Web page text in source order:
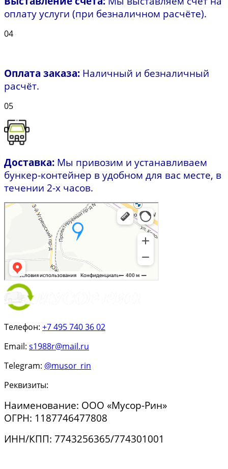
оплату услуги (при безналичном расчёте).
04
Оплата заказа: Наличный и безналичный
расчёт.
05
Доставка: Мы привозим и устанавливаем
бункер-контейнер в удобном для вас месте, в
течении 2-х часов.
Телефон: +7 495 740 36 02
Email: s1988r@mail.ru
Telegram: @musor_rin
Реквизиты:
Наименование: ООО «Мусор-Рин»
ОГРН: 1187746477808
ИНН/КПП: 7743256365/774301001